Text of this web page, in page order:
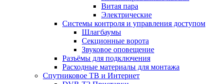
Витая пара
Электрические
Системы контроля и управления доступом
Шлагбаумы
Секционные ворота
Звуковое оповещение
Разъёмы для подключения
Расходные материалы для монтажа
Спутниковое ТВ и Интернет